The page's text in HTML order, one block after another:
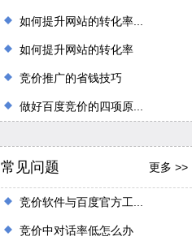
如何提升网站的转化率...
如何提升网站的转化率
竞价推广的省钱技巧
做好百度竞价的四项原...
常见问题 更多 >>
竞价软件与百度官方工...
竞价中对话率低怎么办